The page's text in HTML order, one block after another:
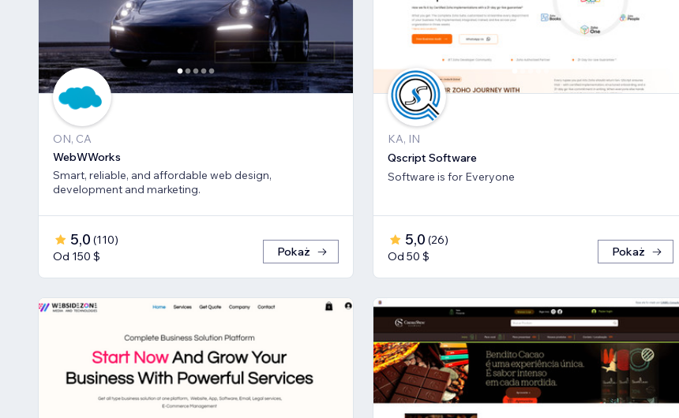
ON, CA
WebWWorks
Smart, reliable, and affordable web design,
development and marketing.
5,0 (110)
Od 150 $
Pokaż
KA, IN
Qscript Software
Software is for Everyone
5,0 (26)
Od 50 $
Pokaż